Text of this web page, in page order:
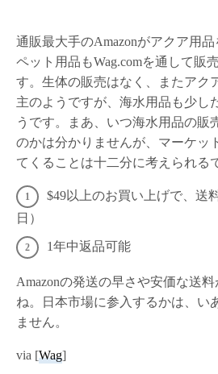
通販最大手のAmazonがアクア用
ペット用品もWag.comを通して販
す。生体の販売はなく、またアク
主のようですが、海水用品も少し
うです。まあ、いつ海水用品の販
のかは分かりませんが、マーケッ
てくることは十二分に考えられる
$49以上のお買い上げで、送
日）
1年中返品可能
Amazonの発送の早さや安価な送
ね。日本市場に参入するかは、い
ません。
via [Wag]